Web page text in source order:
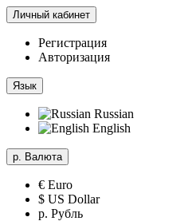
Личный кабинет
Регистрация
Авторизация
Язык
Russian
English
р. Валюта
€ Euro
$ US Dollar
р. Рубль